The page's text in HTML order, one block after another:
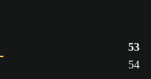
53
54